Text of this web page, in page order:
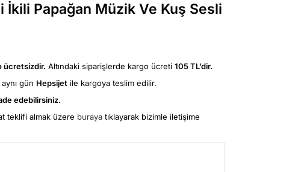
İkili Papağan Müzik Ve Kuş Sesli
ücretsizdir. Altındaki siparişlerde kargo ücreti 105 TL’dir.
aynı gün Hepsijet ile kargoya teslim edilir.
edebilirsiniz.
teklifi almak üzere buraya tıklayarak bizimle iletişime